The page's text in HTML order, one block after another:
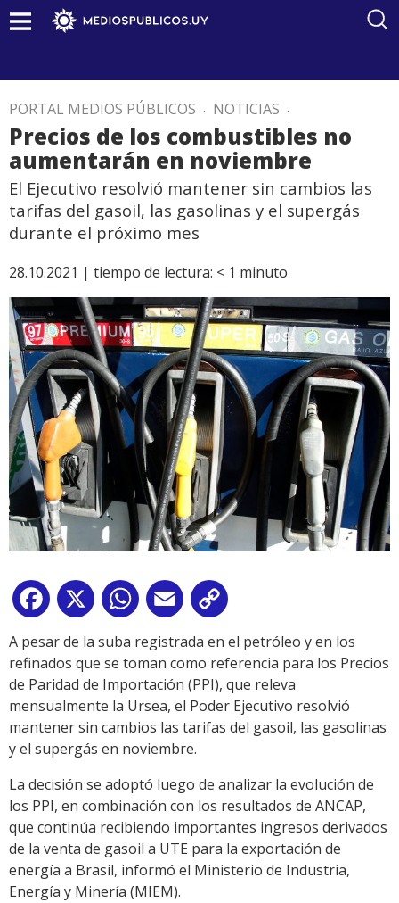
PORTAL MEDIOS PÚBLICOS . NOTICIAS .
Precios de los combustibles no
aumentarán en noviembre
El Ejecutivo resolvió mantener sin cambios las
tarifas del gasoil, las gasolinas y el supergás
durante el próximo mes
28.10.2021 | tiempo de lectura: < 1 minuto
Facebook
X WhatsApp
Email
Link
A pesar de la suba registrada en el petróleo y en los
refinados que se toman como referencia para los Precios
de Paridad de Importación (PPI), que releva
mensualmente la Ursea, el Poder Ejecutivo resolvió
mantener sin cambios las tarifas del gasoil, las gasolinas
y el supergás en noviembre.
La decisión se adoptó luego de analizar la evolución de
los PPI, en combinación con los resultados de ANCAP,
que continúa recibiendo importantes ingresos derivados
de la venta de gasoil a UTE para la exportación de
energía a Brasil, informó el Ministerio de Industria,
Energía y Minería (MIEM).